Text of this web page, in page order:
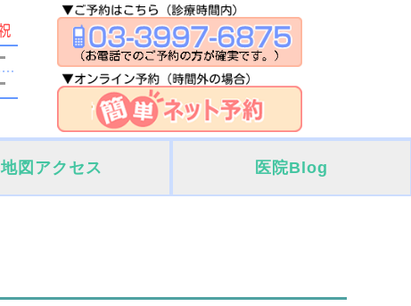
地図アクセス 医院Blog